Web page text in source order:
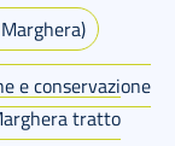
e conservazione
tratto